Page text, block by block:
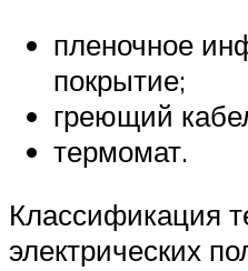
пленочное
покрытие;
греющий
термомат.
Классификация
электрических